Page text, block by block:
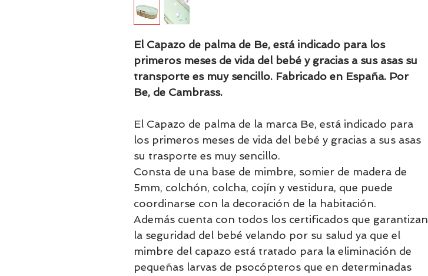
El Capazo de palma de Be, está indicado para los
primeros meses de vida del bebé y gracias a sus asas su
transporte es muy sencillo. Fabricado en España. Por
Be, de Cambrass.
El Capazo de palma de la marca Be, está indicado para
los primeros meses de vida del bebé y gracias a sus asas
su trasporte es muy sencillo.
Consta de una base de mimbre, somier de madera de
5mm, colchón, colcha, cojín y vestidura, que puede
coordinarse con la decoración de la habitación.
Además cuenta con todos los certificados que garantizan
la seguridad del bebé velando por su salud ya que el
mimbre del capazo está tratado para la eliminación de
pequeñas larvas de psocópteros que en determinadas